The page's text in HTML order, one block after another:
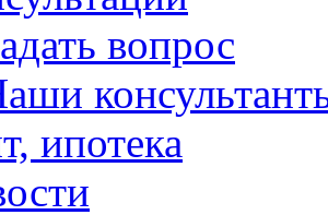
вопрос
ипотека